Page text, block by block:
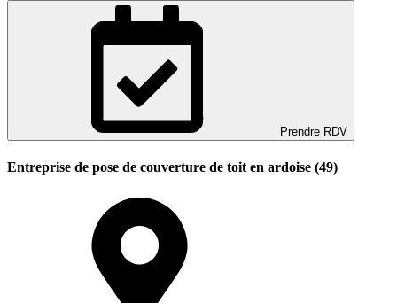
Prendre RDV
Entreprise de pose de couverture de toit en ardoise (49)